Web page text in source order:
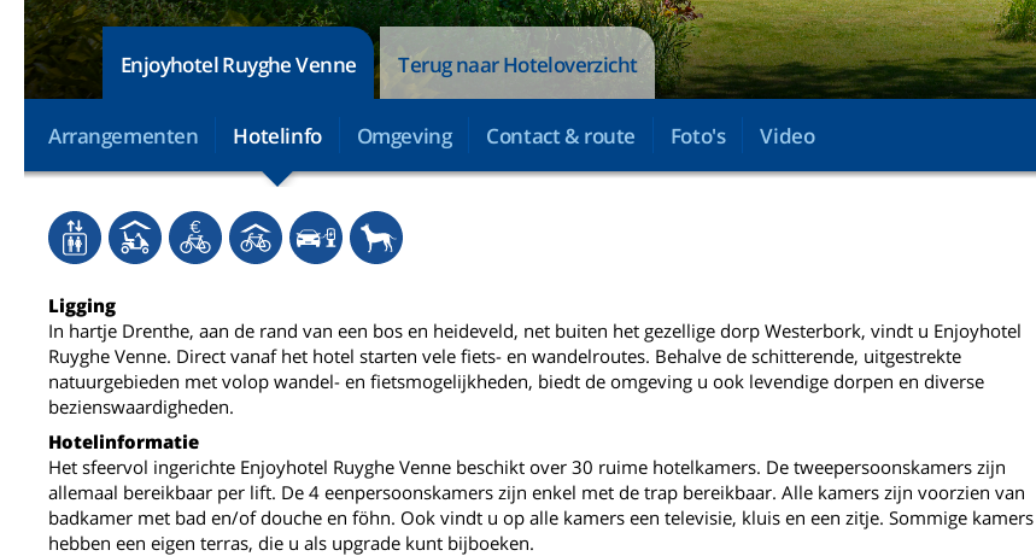
Enjoyhotel Ruyghe Venne Terug naar Hoteloverzicht
Arrangementen Hotelinfo Omgeving Contact & route Foto's Video
Ligging
In hartje Drenthe, aan de rand van een bos en heideveld, net buiten het gezellige dorp Westerbork, vindt u Enjoyhotel
Ruyghe Venne. Direct vanaf het hotel starten vele fiets- en wandelroutes. Behalve de schitterende, uitgestrekte
natuurgebieden met volop wandel- en fietsmogelijkheden, biedt de omgeving u ook levendige dorpen en diverse
bezienswaardigheden.
Hotelinformatie
Het sfeervol ingerichte Enjoyhotel Ruyghe Venne beschikt over 30 ruime hotelkamers. De tweepersoonskamers zijn
allemaal bereikbaar per lift. De 4 eenpersoonskamers zijn enkel met de trap bereikbaar. Alle kamers zijn voorzien van
badkamer met bad en/of douche en föhn. Ook vindt u op alle kamers een televisie, kluis en een zitje. Sommige kamers
hebben een eigen terras, die u als upgrade kunt bijboeken.